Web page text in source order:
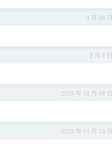
3 月 28 日
3 月 8 日
2025 年 12 月 18 日
2025 年 11 月 13 日